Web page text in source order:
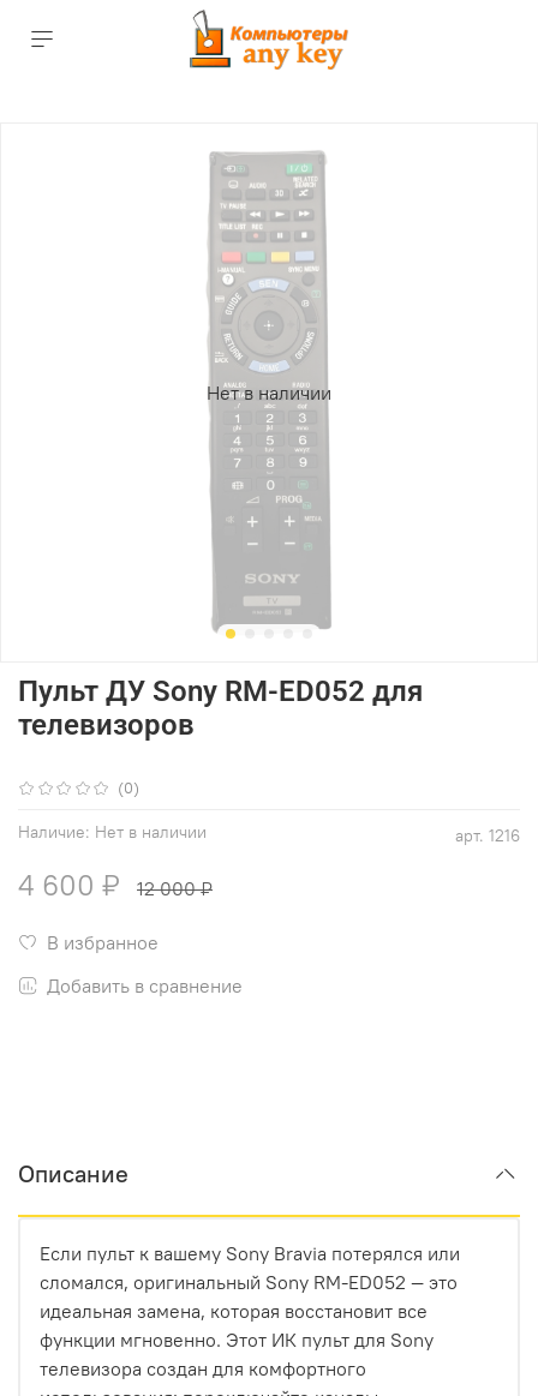
Нет в наличии
(0)
арт. 1216
Наличие: Нет в наличии
Пульт ДУ Sony RM-ED052 для
телевизоров
4 600 ₽ 12 000 ₽
В избранное
Добавить в сравнение
Описание
Если пульт к вашему Sony Bravia потерялся или
сломался, оригинальный Sony RM-ED052 — это
идеальная замена, которая восстановит все
функции мгновенно. Этот ИК пульт для Sony
телевизора создан для комфортного